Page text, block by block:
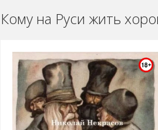
Кому на Руси жить